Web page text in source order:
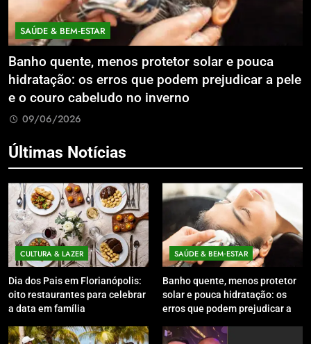
protetor solar e pouca
que podem prejudicar a pele
no inverno
ECONOMIA &
Expansão da
Litoral Catarinense
Últimas Notícias
CULTURA & LAZER
Dia dos Pais em Florianópolis:
oito restaurantes para celebrar
a data em família
SAÚDE & BEM‑ESTAR
Banho quente, menos protetor
solar e pouca hidratação: os
erros que podem prejudicar a
inverno